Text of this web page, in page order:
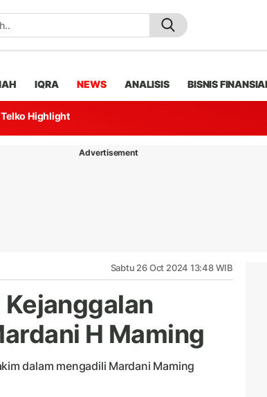
IQRA NEWS ANALISIS BISNIS
Telko Highlight
Advertisement
Sabtu 26 Oct 2024 13:48 WIB
H Maming
dalam mengadili Mardani Maming